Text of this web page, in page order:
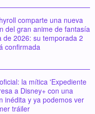
comparte una nueva
del gran anime de fantasía
de 2026: su temporada 2
confirmada
la mítica 'Expediente
a Disney+ con una
inédita y ya podemos ver
tráiler